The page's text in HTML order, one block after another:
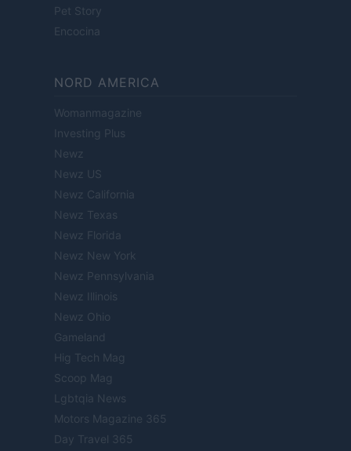
Pet Story
Encocina
NORD AMERICA
Womanmagazine
Investing Plus
Newz
Newz US
Newz California
Newz Texas
Newz Florida
Newz New York
Newz Pennsylvania
Newz Illinois
Newz Ohio
Gameland
Hig Tech Mag
Scoop Mag
Lgbtqia News
Motors Magazine 365
Day Travel 365